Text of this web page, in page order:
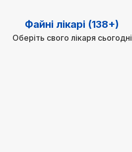
Файні лікарі (138+)
Оберіть свого лікаря сьогодні